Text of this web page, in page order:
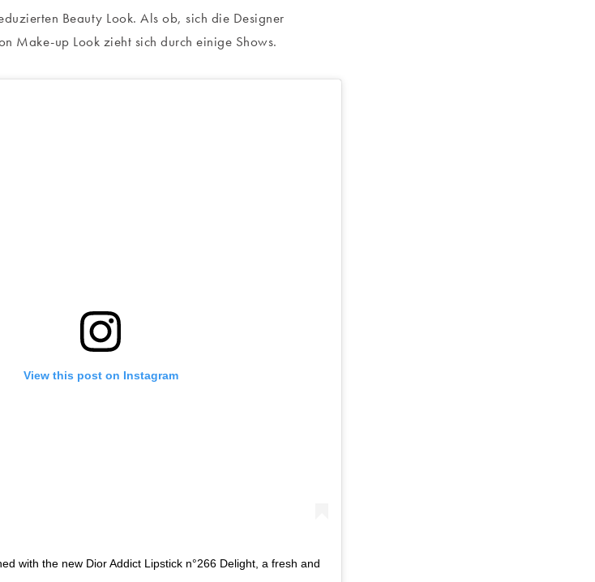
Beauty Look. Als ob, sich die Designer
Make-up Look zieht sich durch einige Shows.
View this post on Instagram
with the new Dior Addict Lipstick n°266 Delight, a fresh and